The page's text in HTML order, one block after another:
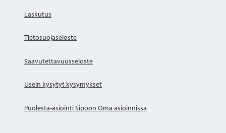
Laskutus
Tietosuojaseloste
Saavutettavuusseloste
Usein kysytyt kysymykset
Puolesta-asiointi Sipoon Oma asioinnissa